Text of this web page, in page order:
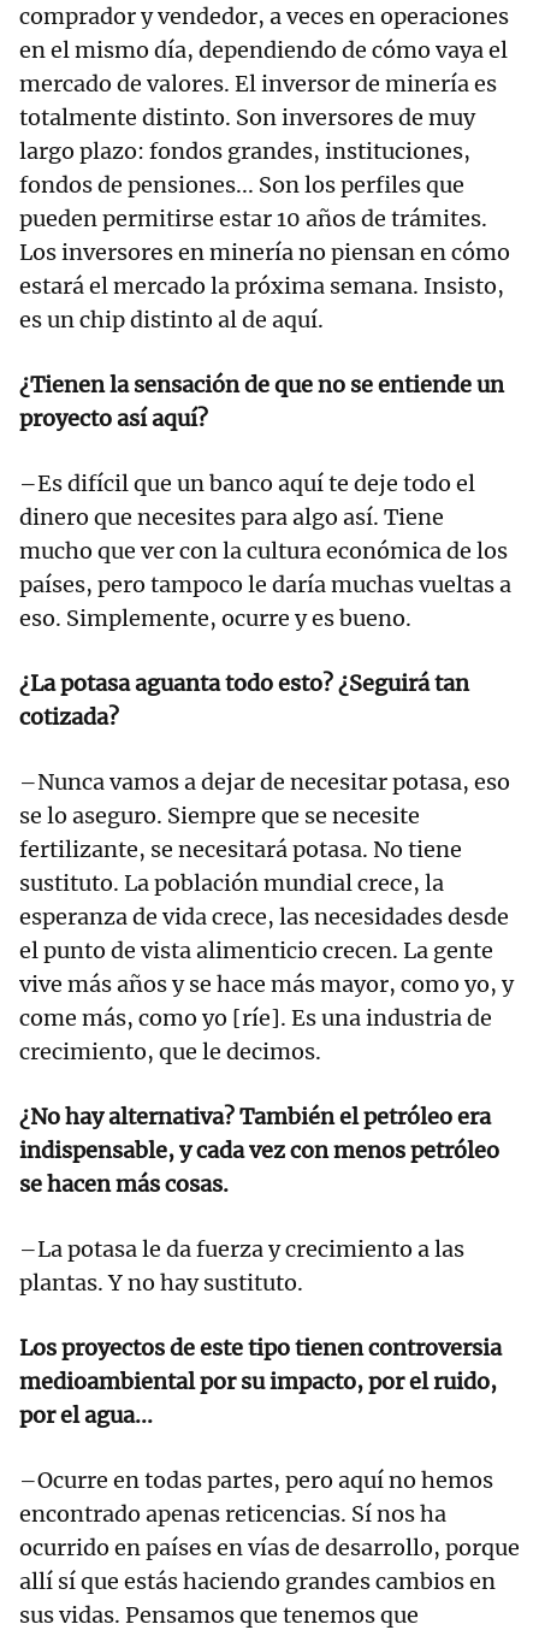
comprador y vendedor, a veces en operaciones
en el mismo día, dependiendo de cómo vaya el
mercado de valores. El inversor de minería es
totalmente distinto. Son inversores de muy
largo plazo: fondos grandes, instituciones,
fondos de pensiones... Son los perfiles que
pueden permitirse estar 10 años de trámites.
Los inversores en minería no piensan en cómo
estará el mercado la próxima semana. Insisto,
es un chip distinto al de aquí.
¿Tienen la sensación de que no se entiende un
proyecto así aquí?
–Es difícil que un banco aquí te deje todo el
dinero que necesites para algo así. Tiene
mucho que ver con la cultura económica de los
países, pero tampoco le daría muchas vueltas a
eso. Simplemente, ocurre y es bueno.
¿La potasa aguanta todo esto? ¿Seguirá tan
cotizada?
–Nunca vamos a dejar de necesitar potasa, eso
se lo aseguro. Siempre que se necesite
fertilizante, se necesitará potasa. No tiene
sustituto. La población mundial crece, la
esperanza de vida crece, las necesidades desde
el punto de vista alimenticio crecen. La gente
vive más años y se hace más mayor, como yo, y
come más, como yo [ríe]. Es una industria de
crecimiento, que le decimos.
¿No hay alternativa? También el petróleo era
indispensable, y cada vez con menos petróleo
se hacen más cosas.
–La potasa le da fuerza y crecimiento a las
plantas. Y no hay sustituto.
Los proyectos de este tipo tienen controversia
medioambiental por su impacto, por el ruido,
por el agua...
–Ocurre en todas partes, pero aquí no hemos
encontrado apenas reticencias. Sí nos ha
ocurrido en países en vías de desarrollo, porque
allí sí que estás haciendo grandes cambios en
sus vidas. Pensamos que tenemos que